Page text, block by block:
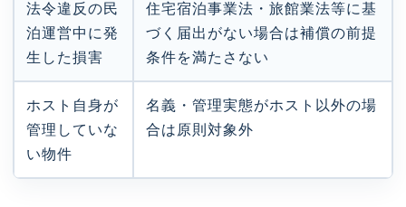
法令違反の民
泊運営中に発
生した損害
住宅宿泊事業法・旅館業法等に基
づく届出がない場合は補償の前提
条件を満たさない
ホスト自身が
管理していな
い物件
名義・管理実態がホスト以外の場
合は原則対象外